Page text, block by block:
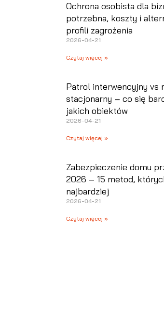
Ochrona osobista dla
potrzebna, koszty i
profili zagrożenia
2026-04-21
Czytaj więcej »
Patrol interwencyjny vs
stacjonarny – co się
jakich obiektów
2026-04-21
Czytaj więcej »
Zabezpieczenie domu
2026 – 15 metod,
najbardziej
2026-04-21
Czytaj więcej »